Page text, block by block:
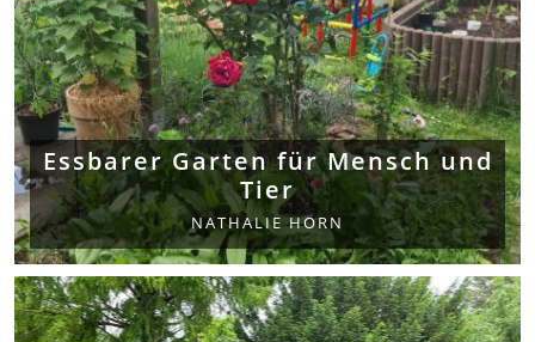
Essbarer Garten für Mensch und
Tier
NATHALIE HORN